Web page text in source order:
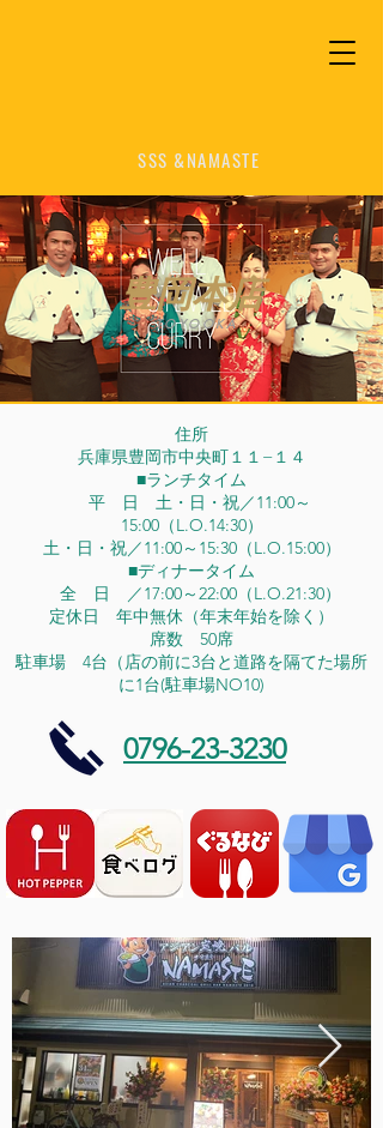
​SSS &NAMASTE
​豊岡本店
​TOYOOKA
住所
兵庫県豊岡市中央町１１−１４
■ランチタイム
平 日 土・日・祝／11:00～
15:00（L.O.14:30）
土・日・祝／11:00～15:30（L.O.15:00）
■ディナータイム
全 日 ／17:00～22:00（L.O.21:30）
定休日 年中無休（年末年始を除く）
席数 50席
駐車場 4台（店の前に3台と道路を隔てた場所
に1台(駐車場NO10)
0796-23-3230